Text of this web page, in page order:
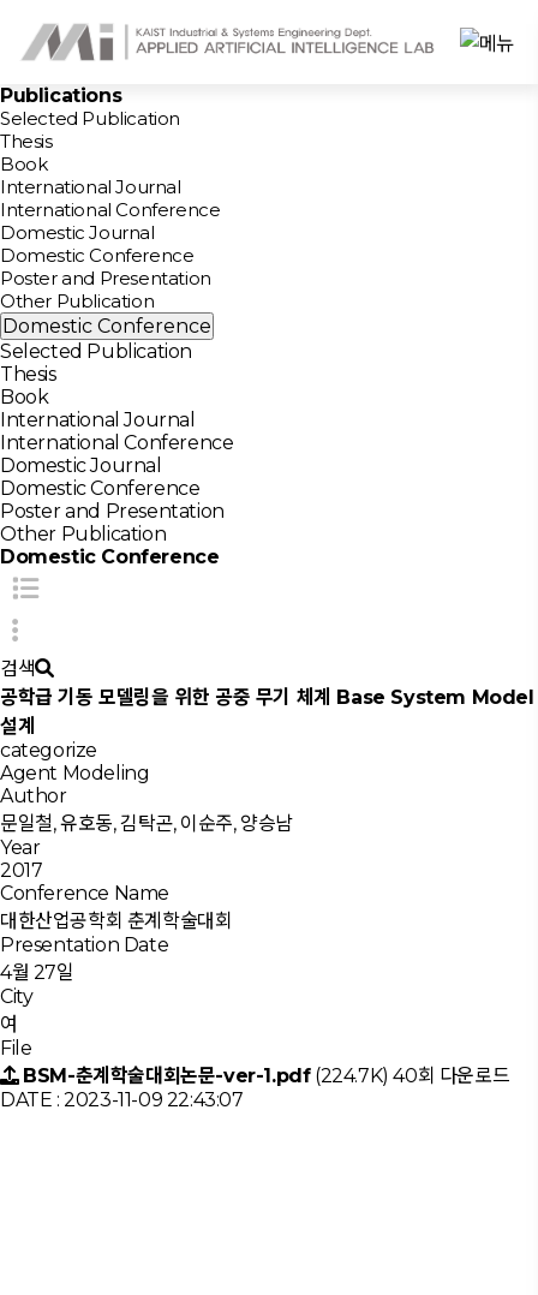
Publications
Selected Publication
Thesis
Book
International Journal
International Conference
Domestic Journal
Domestic Conference
Poster and Presentation
Other Publication
Domestic Conference
Selected Publication
Thesis
Book
International Journal
International Conference
Domestic Journal
Domestic Conference
Poster and Presentation
Other Publication
Domestic Conference
검색
공학급 기동 모델링을 위한 공중 무기 체계 Base System Model
설계
categorize
Agent Modeling
Author
문일철, 유호동, 김탁곤, 이순주, 양승남
Year
2017
Conference Name
대한산업공학회 춘계학술대회
Presentation Date
4월 27일
City
여
File
BSM-춘계학술대회논문-ver-1.pdf(224.7K)40회 다운로드
DATE : 2023-11-09 22:43:07